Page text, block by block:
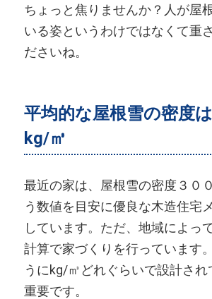
ちょっと焦りませんか？人が屋
いる姿というわけではなくて重
ださいね。
平均的な屋根雪の密度
kg/㎥
最近の家は、屋根雪の密度３０
う数値を目安に優良な木造住宅
しています。ただ、地域によっ
計算で家づくりを行っています
うにkg/㎥どれぐらいで設計され
重要です。